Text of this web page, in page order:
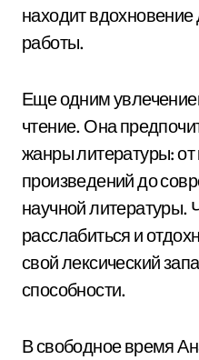
находит вдохновение
работы.
Еще одним
чтение. Она
жанры литературы: от
произведений до
научной литературы.
расслабиться и
свой лексический
способности.
В свободное время